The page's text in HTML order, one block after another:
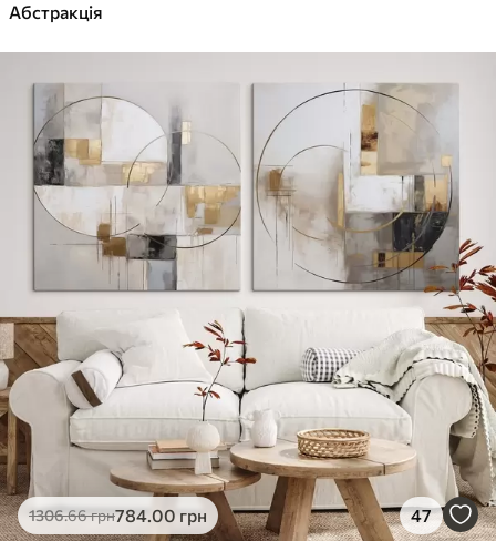
Абстракція
1306.66грн784.00 грн 47